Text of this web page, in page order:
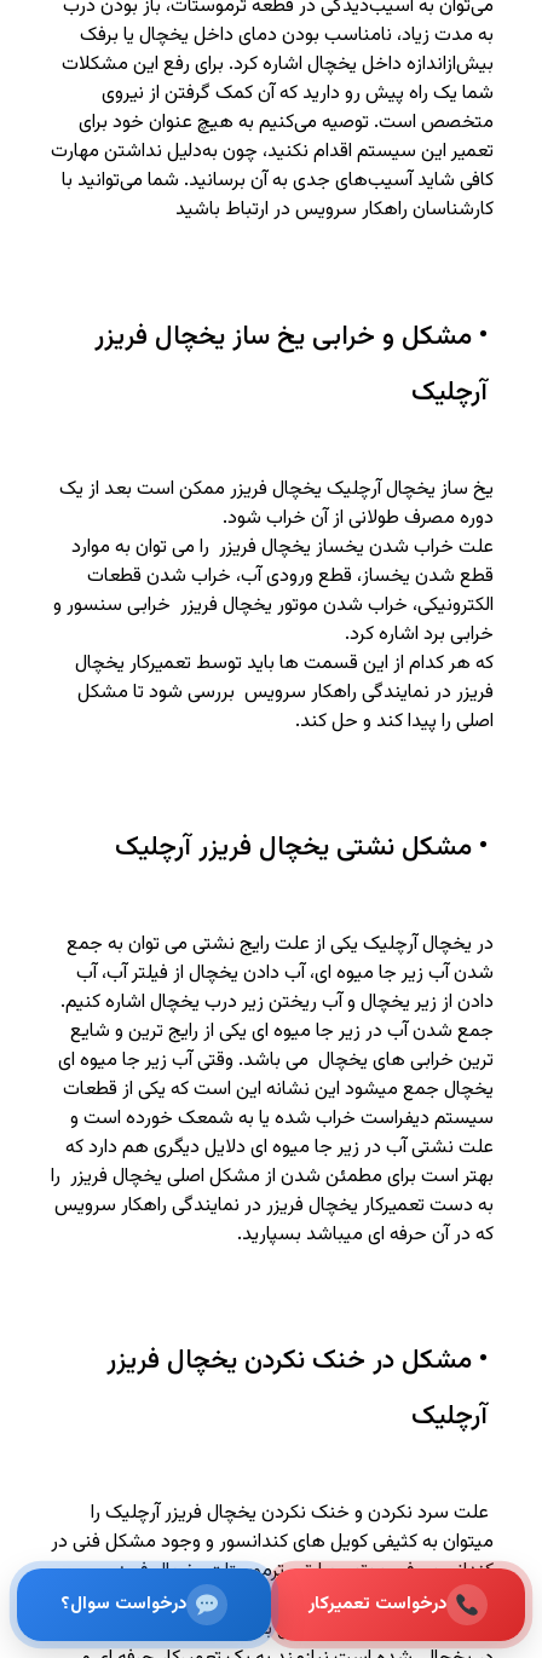
می‌توان به آسیب‌دیدگی در قطعه ترموستات، باز ‌بودن درب
به مدت زیاد، نامناسب ‌بودن دمای داخل یخچال یا برفک
بیش‌ازاندازه داخل یخچال اشاره کرد. برای رفع این مشکلات
شما یک راه پیش‌ رو دارید که آن کمک ‌گرفتن از نیروی
متخصص است. توصیه می‌کنیم به هیچ عنوان خود برای
تعمیر این سیستم اقدام نکنید، چون به‌دلیل نداشتن مهارت
کافی شاید آسیب‌های جدی به آن برسانید. شما می‌توانید با
کارشناسان راهکار سرویس در ارتباط باشید
• مشکل و خرابی یخ ساز یخچال فریزر
آرچلیک
یخ ساز یخچال آرچلیک یخچال فریزر ممکن است بعد از یک
دوره مصرف طولانی از آن خراب شود.
علت خراب شدن یخساز یخچال فریزر را می توان به موارد
قطع شدن یخساز، قطع ورودی آب، خراب شدن قطعات
الکترونیکی، خراب شدن موتور یخچال فریزر خرابی سنسور و
خرابی برد اشاره کرد.
که هر کدام از این قسمت ها باید توسط تعمیرکار یخچال
فریزر در نمایندگی راهکار سرویس بررسی شود تا مشکل
اصلی را پیدا کند و حل کند.
• مشکل نشتی یخچال فریزر آرچلیک
در یخچال آرچلیک یکی از علت رایج نشتی می توان به جمع
شدن آب زیر جا میوه ای، آب دادن یخچال از فیلتر آب، آب
دادن از زیر یخچال و آب ریختن زیر درب یخچال اشاره کنیم.
جمع شدن آب در زیر جا میوه ای یکی از رایج ترین و شایع
ترین خرابی های یخچال می باشد. وقتی آب زیر جا میوه ای
یخچال جمع میشود این نشانه این است که یکی از قطعات
سیستم دیفراست خراب شده یا به شمعک خورده است و
علت نشتی آب در زیر جا میوه ای دلایل دیگری هم دارد که
بهتر است برای مطمئن شدن از مشکل اصلی یخچال فریزر را
به دست تعمیرکار یخچال فریزر در نمایندگی راهکار سرویس
که در آن حرفه ای میباشد بسپارید.
• مشکل در خنک نکردن یخچال فریزر
آرچلیک
علت سرد نکردن و خنک نکردن یخچال فریزر آرچلیک را
میتوان به کثیفی کویل های کندانسور و وجود مشکل فنی در
کندانسور، فن موتور حرارتی، ترموستات یخچال فریزر ،
کمپرسور، خازن استارت و برد آن اشاره کرد که برای حل این
مشکلات و اینکه کدام مشکل باعث به وجود آمدن این ایراد
درخواست تعمیرکار درخواست سوال؟